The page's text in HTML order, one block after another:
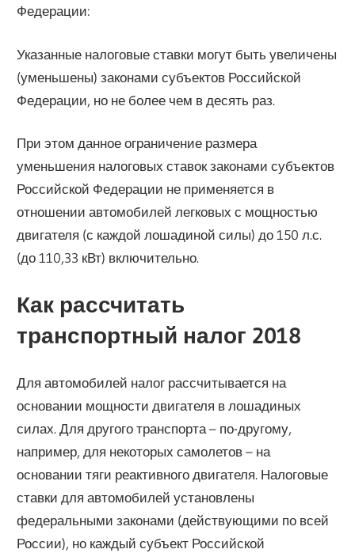
Федерации:
Указанные налоговые ставки могут быть увеличены
(уменьшены) законами субъектов Российской
Федерации, но не более чем в десять раз.
При этом данное ограничение размера
уменьшения налоговых ставок законами субъектов
Российской Федерации не применяется в
отношении автомобилей легковых с мощностью
двигателя (с каждой лошадиной силы) до 150 л.с.
(до 110,33 кВт) включительно.
Как рассчитать
транспортный налог 2018
Для автомобилей налог рассчитывается на
основании мощности двигателя в лошадиных
силах. Для другого транспорта – по-другому,
например, для некоторых самолетов – на
основании тяги реактивного двигателя. Налоговые
ставки для автомобилей установлены
федеральными законами (действующими по всей
России), но каждый субъект Российской